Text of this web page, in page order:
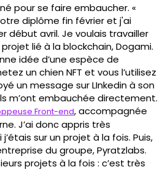
pour se faire embaucher. «
diplôme fin février et j'ai
début avril. Je voulais travailler
lié à la blockchain, Dogami.
idée d’une espèce de
un chien NFT et vous l’utilisez
un message sur LInkedin à son
m’ont embauchée directement.
Front-end, accompagnée
J’ai donc appris très
sur un projet à la fois. Puis,
du groupe, Pyratzlabs.
projets à la fois : c’est très